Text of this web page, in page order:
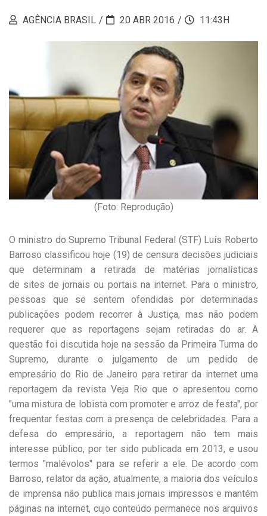
AGÊNCIA BRASIL 20 ABR 2016 11:43H
(Foto: Reprodução)
O ministro do Supremo Tribunal Federal (STF) Luís Roberto
Barroso classificou hoje (19) de censura decisões judiciais
que determinam a retirada de matérias jornalísticas
de sites de jornais ou portais na internet. Para o ministro,
pessoas que se sentem ofendidas por determinadas
publicações podem recorrer à Justiça, mas não podem
requerer que as reportagens sejam retiradas do ar. A
questão foi discutida hoje na sessão da Primeira Turma do
Supremo, durante o julgamento de um pedido de
empresário do Rio de Janeiro para retirar da internet uma
reportagem da revista Veja Rio que o apresentou como
"uma mistura de lobista com promoter e arroz de festa", por
frequentar festas com a presença de celebridades. Para a
defesa do empresário, a reportagem não tem mais
interesse público, por ter sido publicada em 2013, e usou
termos "malévolos" para se referir a ele. De acordo com
Barroso, relator da ação, atualmente, a maioria dos veículos
de imprensa não publica mais jornais impressos e mantém
páginas na internet, cujo conteúdo permanece nos arquivos